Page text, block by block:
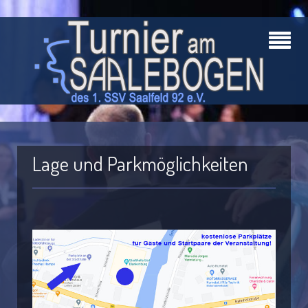
Lage und Parkmöglichkeiten